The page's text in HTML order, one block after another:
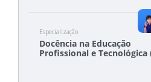
Especialização
Docência na Educação
Profissional e Tecnológica